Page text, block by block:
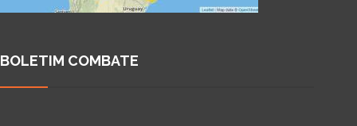
BOLETIM COMBATE